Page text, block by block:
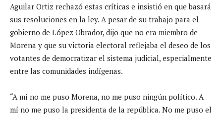
Aguilar Ortiz rechazó estas críticas e insistió en que basará
sus resoluciones en la ley. A pesar de su trabajo para el
gobierno de López Obrador, dijo que no era miembro de
Morena y que su victoria electoral reflejaba el deseo de los
votantes de democratizar el sistema judicial, especialmente
entre las comunidades indígenas.
“A mí no me puso Morena, no me puso ningún político. A
mí no me puso la presidenta de la república. No me puso el